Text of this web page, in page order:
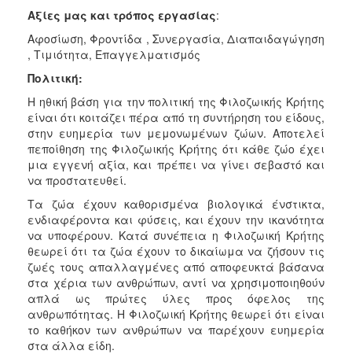
Αξίες μας και τρόπος εργασίας:
Αφοσίωση, Φροντίδα , Συνεργασία, Διαπαιδαγώγηση
, Τιμιότητα, Επαγγελματισμός
Πολιτική:
Η ηθική βάση για την πολιτική της Φιλοζωικής Κρήτης
είναι ότι κοιτάζει πέρα από τη συντήρηση του είδους,
στην ευημερία των μεμονωμένων ζώων. Αποτελεί
πεποίθηση της Φιλοζωικής Κρήτης ότι κάθε ζώο έχει
μια εγγενή αξία, και πρέπει να γίνει σεβαστό και
να προστατευθεί.
Τα ζώα έχουν καθορισμένα βιολογικά ένστικτα,
ενδιαφέροντα και φύσεις, και έχουν την ικανότητα
να υποφέρουν. Κατά συνέπεια η Φιλοζωική Κρήτης
θεωρεί ότι τα ζώα έχουν το δικαίωμα να ζήσουν τις
ζωές τους απαλλαγμένες από αποφευκτά βάσανα
στα χέρια των ανθρώπων, αντί να χρησιμοποιηθούν
απλά ως πρώτες ύλες προς όφελος της
ανθρωπότητας. Η Φιλοζωική Κρήτης θεωρεί ότι είναι
το καθήκον των ανθρώπων να παρέχουν ευημερία
στα άλλα είδη.